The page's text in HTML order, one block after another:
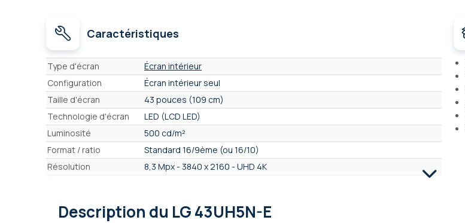
Caractéristiques
Caractéristiques
Type d'écran
Écran intérieur
Configuration
Écran intérieur seul
Taille d'écran
43 pouces (109 cm)
Technologie d'écran
LED (LCD LED)
Luminosité
500 cd/m²
Format / ratio
Standard 16/9ème (ou 16/10)
Résolution
8,3 Mpx - 3840 x 2160 - UHD 4K
Durée de
24H / Jour
Description du LG 43UH5N-E